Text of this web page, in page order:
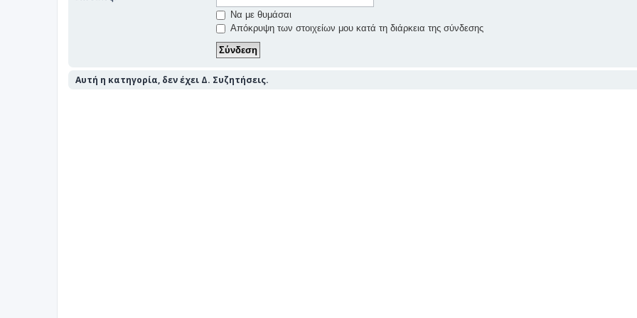
Να με θυμάσαι
Απόκρυψη των στοιχείων μου κατά τη διάρκεια της σύνδεσης
Αυτή η κατηγορία, δεν έχει Δ. Συζητήσεις.